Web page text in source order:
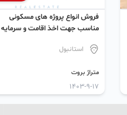
فروش انواع پروژه های مسکونی
مناسب جهت اخذ اقامت و سرمایه
استانبول
متراژ بروت
1403-9-17